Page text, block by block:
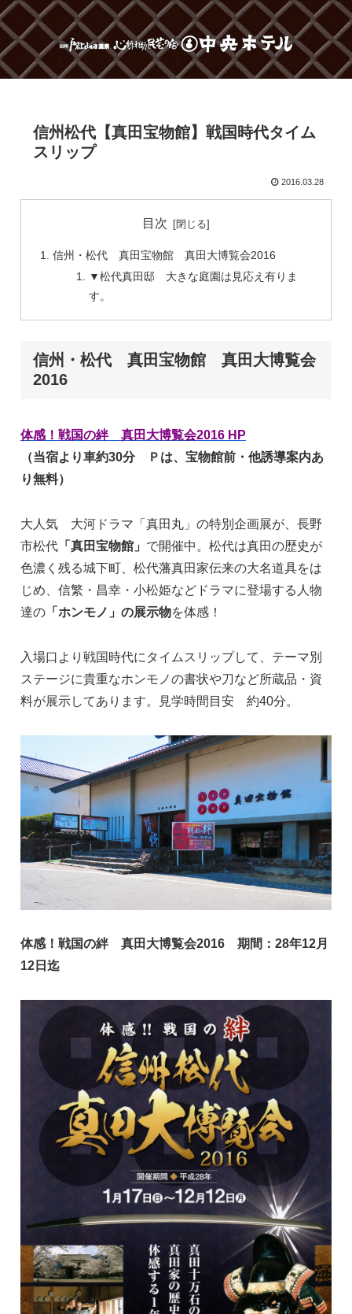
信州松代【真田宝物館】戦国時代タイム
スリップ
2016.03.28
目次
信州・松代 真田宝物館 真田大博覧会2016
▼松代真田邸 大きな庭園は見応え有りま
す。
信州・松代 真田宝物館 真田大博覧会
2016
体感！戦国の絆 真田大博覧会2016 HP
（当宿より車約30分 Ｐは、宝物館前・他誘導案内あ
り無料）
大人気 大河ドラマ「真田丸」の特別企画展が、長野
市松代 「真田宝物館」 で開催中。松代は真田の歴史が
色濃く残る城下町、松代藩真田家伝来の大名道具をは
じめ、信繁・昌幸・小松姫などドラマに登場する人物
達の 「ホンモノ」の展示物を体感！
入場口より戦国時代にタイムスリップして、テーマ別
ステージに貴重なホンモノの書状や刀など所蔵品・資
料が展示してあります。見学時間目安 約40分。
体感！戦国の絆 真田大博覧会2016 期間：28年12月
12日迄